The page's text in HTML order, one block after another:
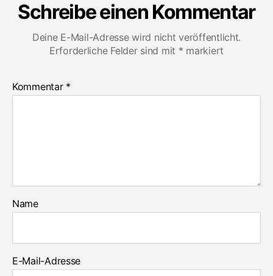
Schreibe einen Kommentar
Deine E-Mail-Adresse wird nicht veröffentlicht.
Erforderliche Felder sind mit * markiert
Kommentar *
Name
E-Mail-Adresse